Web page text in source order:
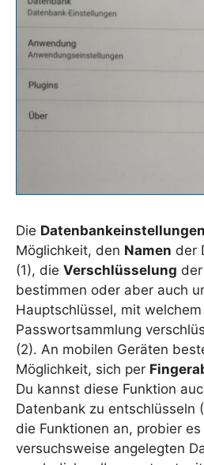
Die Datenbankeinstellungen
Möglichkeit, den Namen der
(1), die Verschlüsselung
bestimmen oder aber auch
Hauptschlüssel, mit
Passwortsammlung
(2). An mobilen Geräten
Möglichkeit, sich per
Du kannst diese Funktion
Datenbank zu entschlüsseln
die Funktionen an, probier
versuchsweise angelegten